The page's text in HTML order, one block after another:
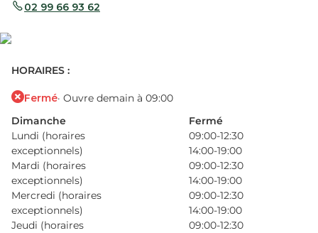
02 99 66 93 62
HORAIRES :
Fermé· Ouvre demain à 09:00
Dimanche
Fermé
Lundi (horaires
exceptionnels)
09:00-12:30
14:00-19:00
Mardi (horaires
exceptionnels)
09:00-12:30
14:00-19:00
Mercredi (horaires
exceptionnels)
09:00-12:30
14:00-19:00
Jeudi (horaires
09:00-12:30